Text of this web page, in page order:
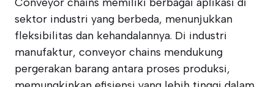
sektor industri yang berbeda, menunjukkan
fleksibilitas dan kehandalannya. Di industri
manufaktur, conveyor chains mendukung
pergerakan barang antara proses produksi,